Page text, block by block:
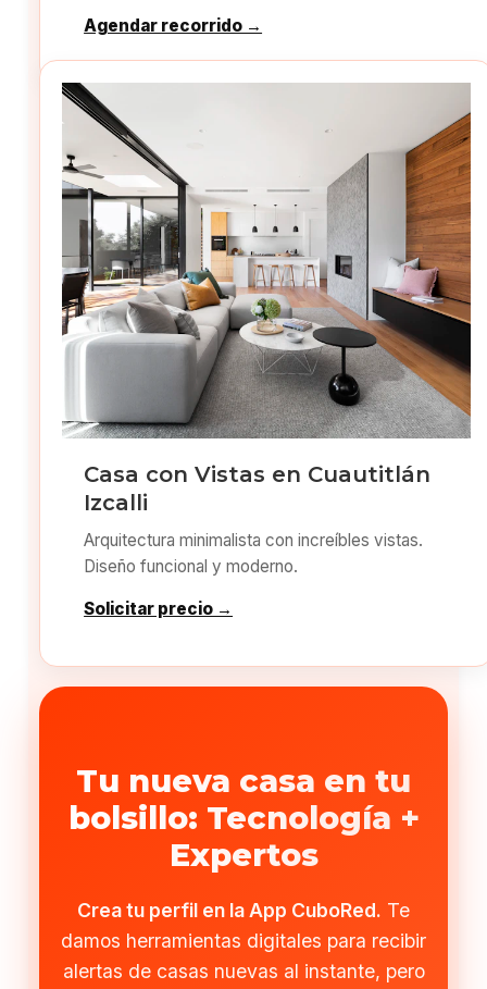
Agendar recorrido →
Casa con Vistas en Cuautitlán
Izcalli
Arquitectura minimalista con increíbles vistas.
Diseño funcional y moderno.
Solicitar precio →
Tu nueva casa en tu
bolsillo: Tecnología +
Expertos
Crea tu perfil en la App CuboRed. Te
damos herramientas digitales para recibir
alertas de casas nuevas al instante, pero